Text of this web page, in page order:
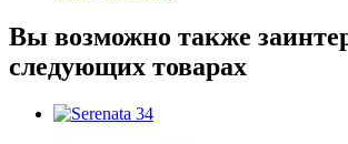
Вы возможно также
следующих товарах